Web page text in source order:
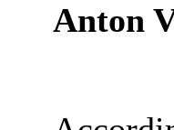
Anton